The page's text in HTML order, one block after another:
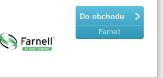
Do obchodu
Farnell